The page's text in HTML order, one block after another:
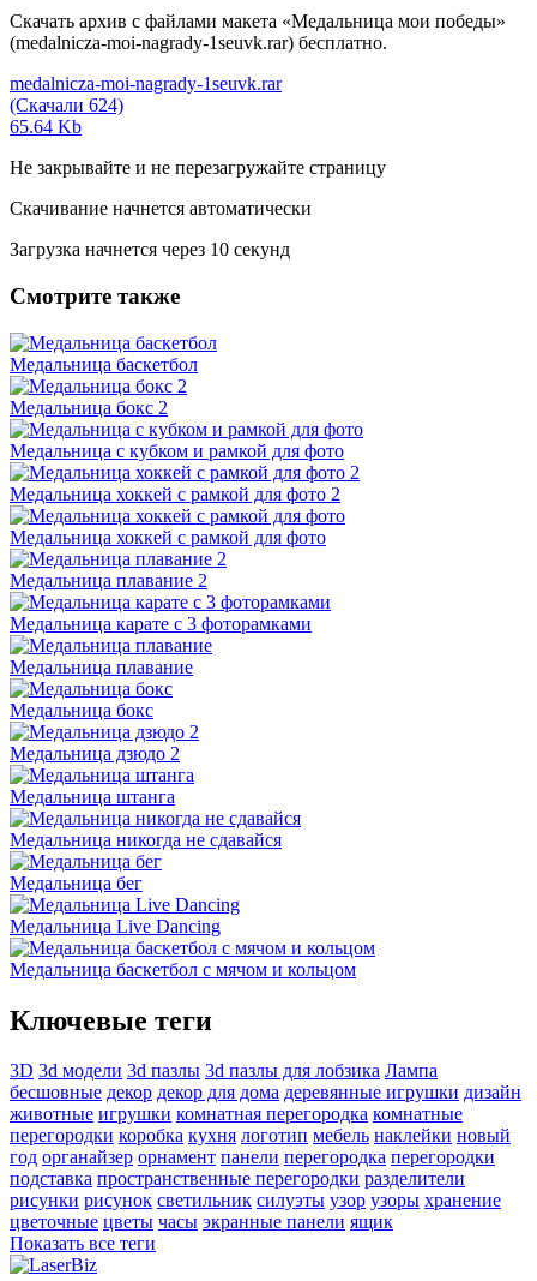
Скачать архив с файлами макета «Медальница мои победы»
(medalnicza-moi-nagrady-1seuvk.rar) бесплатно.
medalnicza-moi-nagrady-1seuvk.rar
(Скачали 624)
65.64 Kb
Не закрывайте и не перезагружайте страницу
Скачивание начнется автоматически
Загрузка начнется через 10 секунд
Смотрите также
Медальница баскетбол
Медальница бокс 2
Медальница с кубком и рамкой для фото
Медальница хоккей с рамкой для фото 2
Медальница хоккей с рамкой для фото
Медальница плавание 2
Медальница карате с 3 фоторамками
Медальница плавание
Медальница бокс
Медальница дзюдо 2
Медальница штанга
Медальница никогда не сдавайся
Медальница бег
Медальница Live Dancing
Медальница баскетбол с мячом и кольцом
Ключевые теги
3D 3d модели 3d пазлы 3d пазлы для лобзика Лампа
бесшовные декор декор для дома деревянные игрушки дизайн
животные игрушки комнатная перегородка комнатные
перегородки коробка кухня логотип мебель наклейки новый
год органайзер орнамент панели перегородка перегородки
подставка пространственные перегородки разделители
рисунки рисунок светильник силуэты узор узоры хранение
цветочные цветы часы экранные панели ящик
Показать все теги